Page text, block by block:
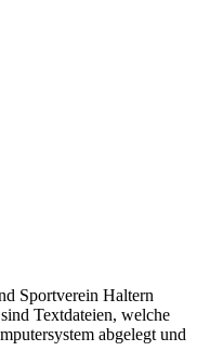
Sportverein Haltern
Textdateien, welche
abgelegt und